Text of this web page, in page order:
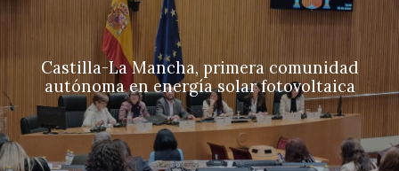
Castilla-La Mancha, primera comunidad
autónoma en energía solar fotovoltaica